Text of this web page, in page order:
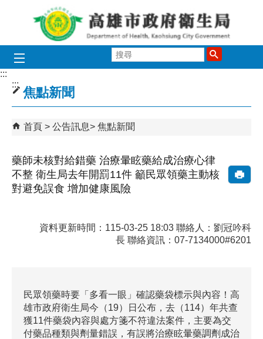
跳到主要內容區塊
尋
:::
:::
焦點新聞
首頁 公告訊息 焦點新聞
藥師未核對給錯藥 治療暈眩藥給成治療心律
不整 衛生局去年開罰11件 籲民眾領藥主動核
對避免誤食 增加健康風險
資料更新時間：115-03-25 18:03 聯絡人：劉冠吟科
長 聯絡資訊：07-7134000#6201
民眾領藥時要「多看一眼」確認藥袋標示與內容！高
雄市政府衛生局今（19）日公布，去（114）年共查
獲11件藥袋內容與處方箋不符違法案件，主要為交
付藥品種類與劑量錯誤，有誤將治療眩暈藥調劑成治